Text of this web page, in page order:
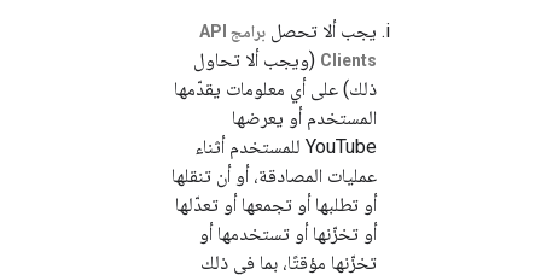
يجب ألا تحصل
برامج API
Clients (ويجب ألا تحاول
ذلك) على أي معلومات يقدّمها
المستخدم أو يعرضها
YouTube للمستخدم أثناء
عمليات المصادقة، أو أن تنقلها
أو تطلبها أو تجمعها أو تعدّلها
أو تخزّنها أو تستخدمها أو
تخزّنها مؤقتًا، بما في ذلك